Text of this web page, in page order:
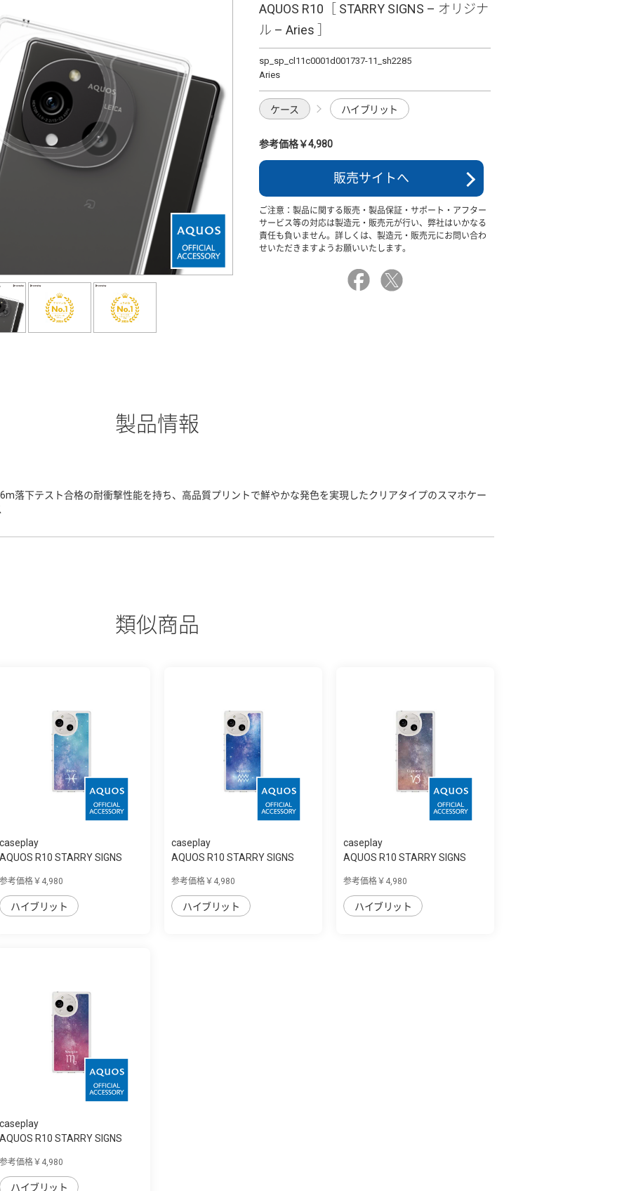
AQUOS R10［ STARRY SIGNS – オリジナ
ル – Aries ］
sp_sp_cl11c0001d001737-11_sh2285
Aries
ケース ハイブリット
参考価格￥4,980
販売サイトへ
ご注意：製品に関する販売・製品保証・サポート・アフター
サービス等の対応は製造元・販売元が行い、弊社はいかなる
責任も負いません。詳しくは、製造元・販売元にお問い合わ
せいただきますようお願いいたします。
製品情報
落下テスト合格の耐衝撃性能を持ち、高品質プリントで鮮やかな発色を実現したクリアタイプのスマホケー
類似商品
caseplay
AQUOS R10 STARRY SIGNS
参考価格￥4,980
ハイブリット
caseplay
AQUOS R10 STARRY SIGNS
参考価格￥4,980
ハイブリット
caseplay
AQUOS R10 STARRY SIGNS
参考価格￥4,980
ハイブリット
caseplay
AQUOS R10 STARRY SIGNS
参考価格￥4,980
ハイブリット